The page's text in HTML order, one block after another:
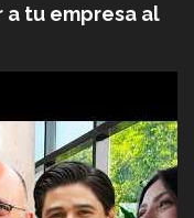
a tu empresa al